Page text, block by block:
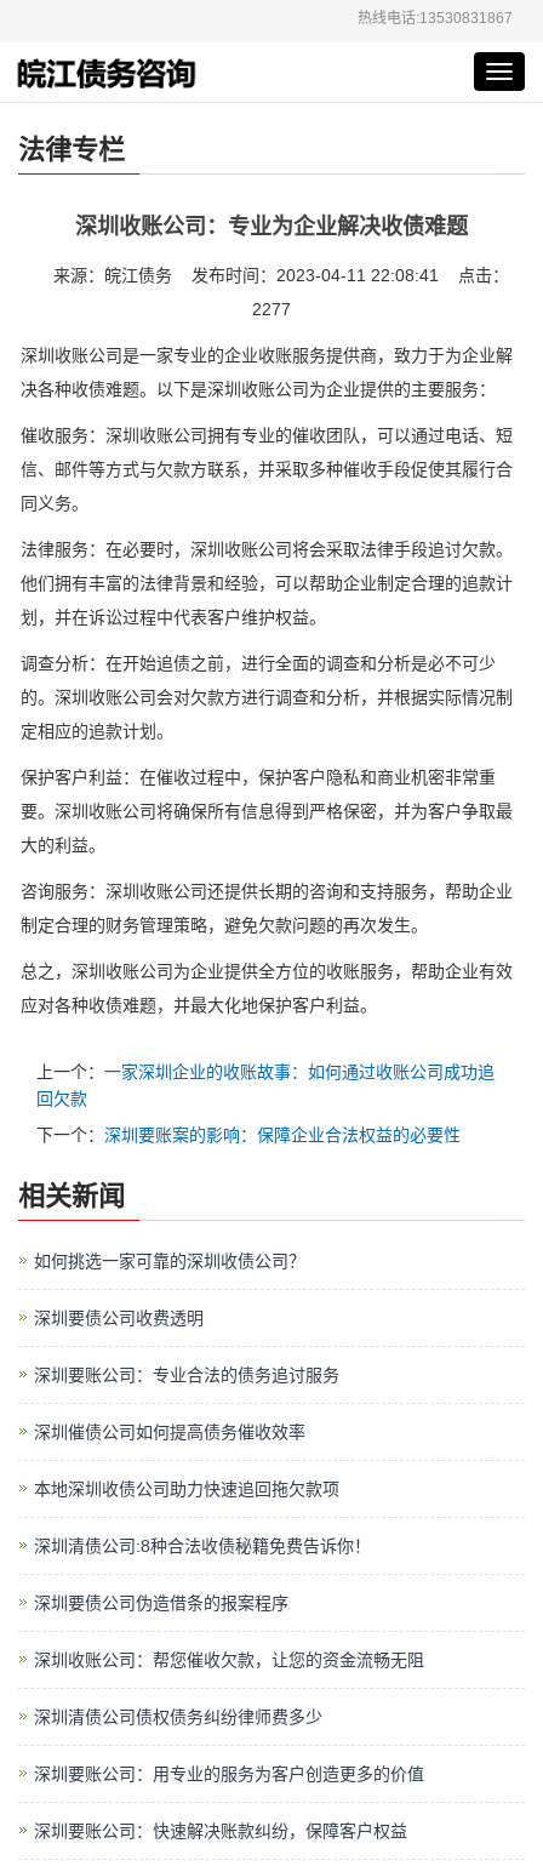
热线电话:13530831867
法律专栏
深圳收账公司：专业为企业解决收债难题
来源：皖江债务 发布时间：2023-04-11 22:08:41 点击：
2277
深圳收账公司是一家专业的企业收账服务提供商，致力于为企业解
决各种收债难题。以下是深圳收账公司为企业提供的主要服务：
催收服务：深圳收账公司拥有专业的催收团队，可以通过电话、短
信、邮件等方式与欠款方联系，并采取多种催收手段促使其履行合
同义务。
法律服务：在必要时，深圳收账公司将会采取法律手段追讨欠款。
他们拥有丰富的法律背景和经验，可以帮助企业制定合理的追款计
划，并在诉讼过程中代表客户维护权益。
调查分析：在开始追债之前，进行全面的调查和分析是必不可少
的。深圳收账公司会对欠款方进行调查和分析，并根据实际情况制
定相应的追款计划。
保护客户利益：在催收过程中，保护客户隐私和商业机密非常重
要。深圳收账公司将确保所有信息得到严格保密，并为客户争取最
大的利益。
咨询服务：深圳收账公司还提供长期的咨询和支持服务，帮助企业
制定合理的财务管理策略，避免欠款问题的再次发生。
总之，深圳收账公司为企业提供全方位的收账服务，帮助企业有效
应对各种收债难题，并最大化地保护客户利益。
上一个： 一家深圳企业的收账故事：如何通过收账公司成功追
回欠款
下一个： 深圳要账案的影响：保障企业合法权益的必要性
相关新闻
如何挑选一家可靠的深圳收债公司？
深圳要债公司收费透明
深圳要账公司：专业合法的债务追讨服务
深圳催债公司如何提高债务催收效率
本地深圳收债公司助力快速追回拖欠款项
深圳清债公司:8种合法收债秘籍免费告诉你！
深圳要债公司伪造借条的报案程序
深圳收账公司：帮您催收欠款，让您的资金流畅无阻
深圳清债公司债权债务纠纷律师费多少
深圳要账公司：用专业的服务为客户创造更多的价值
深圳要账公司：快速解决账款纠纷，保障客户权益